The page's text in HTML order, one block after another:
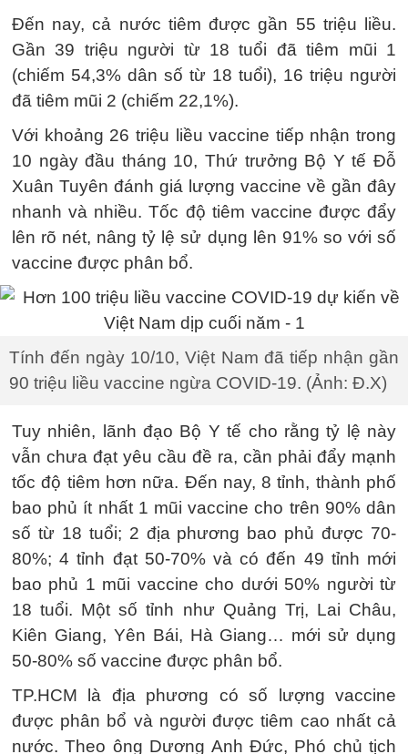
Đến nay, cả nước tiêm được gần 55 triệu liều.
Gần 39 triệu người từ 18 tuổi đã tiêm mũi 1
(chiếm 54,3% dân số từ 18 tuổi), 16 triệu người
đã tiêm mũi 2 (chiếm 22,1%).
Với khoảng 26 triệu liều vaccine tiếp nhận trong
10 ngày đầu tháng 10, Thứ trưởng Bộ Y tế Đỗ
Xuân Tuyên đánh giá lượng vaccine về gần đây
nhanh và nhiều. Tốc độ tiêm vaccine được đẩy
lên rõ nét, nâng tỷ lệ sử dụng lên 91% so với số
vaccine được phân bổ.
Tính đến ngày 10/10, Việt Nam đã tiếp nhận gần
90 triệu liều vaccine ngừa COVID-19. (Ảnh: Đ.X)
Tuy nhiên, lãnh đạo Bộ Y tế cho rằng tỷ lệ này
vẫn chưa đạt yêu cầu đề ra, cần phải đẩy mạnh
tốc độ tiêm hơn nữa. Đến nay, 8 tỉnh, thành phố
bao phủ ít nhất 1 mũi vaccine cho trên 90% dân
số từ 18 tuổi; 2 địa phương bao phủ được 70-
80%; 4 tỉnh đạt 50-70% và có đến 49 tỉnh mới
bao phủ 1 mũi vaccine cho dưới 50% người từ
18 tuổi. Một số tỉnh như Quảng Trị, Lai Châu,
Kiên Giang, Yên Bái, Hà Giang… mới sử dụng
50-80% số vaccine được phân bổ.
TP.HCM là địa phương có số lượng vaccine
được phân bổ và người được tiêm cao nhất cả
nước. Theo ông Dương Anh Đức, Phó chủ tịch